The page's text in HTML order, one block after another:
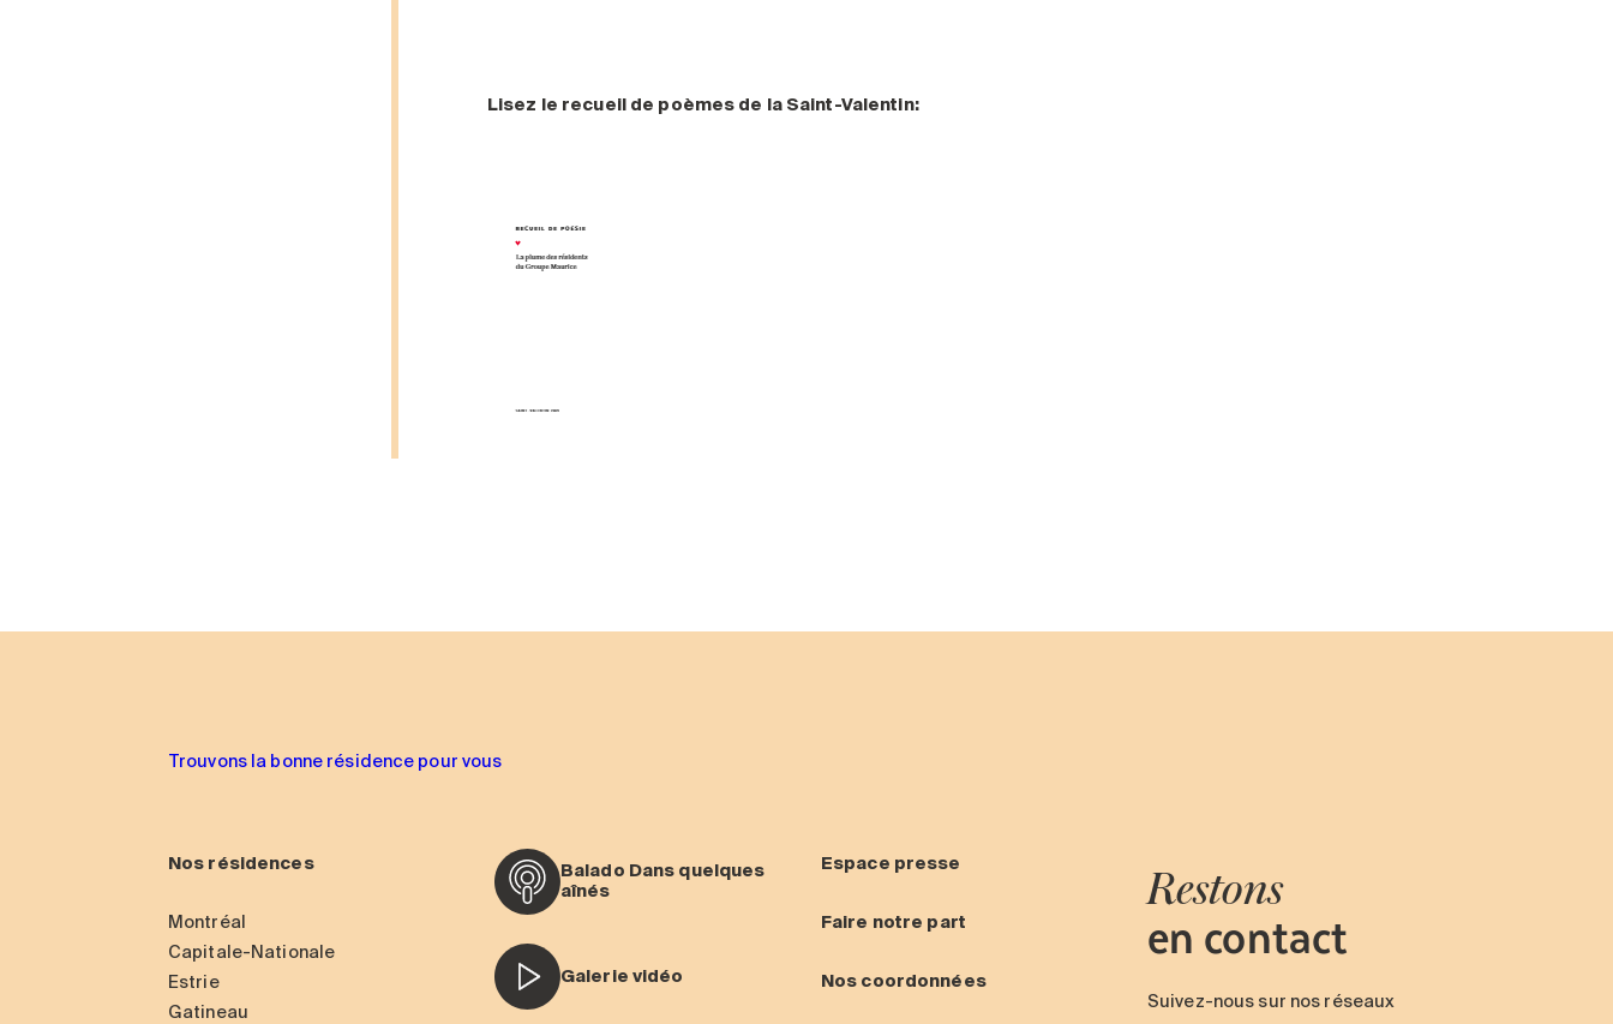
Lisez le recueil de poèmes de la Saint-Valentin:
Trouvons la bonne résidence pour vous
Nos résidences
Montréal
Capitale-Nationale
Estrie
Gatineau
Balado Dans quelques
aînés
Galerie vidéo
Espace presse
Faire notre part
Nos coordonnées
Restons
en contact
Suivez-nous sur nos réseaux